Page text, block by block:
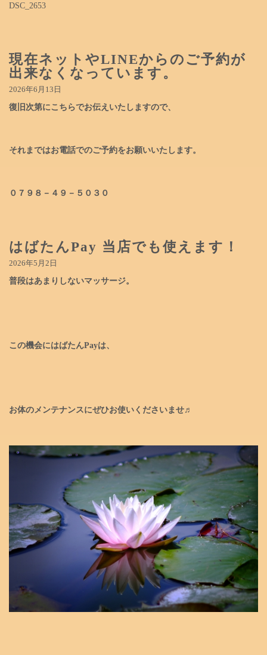
DSC_2653
現在ネットやLINEからのご予約が
出来なくなっています。
2026年6月13日
復旧次第にこちらでお伝えいたしますので、
それまではお電話でのご予約をお願いいたします。
０７９８－４９－５０３０
はばたんPay 当店でも使えます！
2026年5月2日
普段はあまりしないマッサージ。
この機会にはばたんPayは、
お体のメンテナンスにぜひお使いくださいませ♬